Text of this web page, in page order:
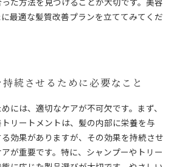
最適な髪質改善プランを立ててみてくだ
続させるために必要なこと
には、適切なケアが不可欠です。まず、
リートメントは、髪の内部に栄養を与
効果がありますが、その効果を持続させ
が重要です。特に、シャンプーやトリー